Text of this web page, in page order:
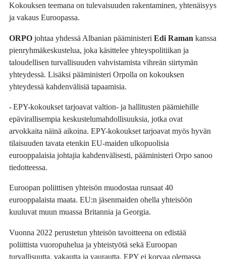
Kokouksen teemana on tulevaisuuden rakentaminen, yhtenäisyys
ja vakaus Euroopassa.
ORPO johtaa yhdessä Albanian pääministeri Edi Raman kanssa
pienryhmäkeskustelua, joka käsittelee yhteyspolitiikan ja
taloudellisen turvallisuuden vahvistamista vihreän siirtymän
yhteydessä. Lisäksi pääministeri Orpolla on kokouksen
yhteydessä kahdenvälisiä tapaamisia.
- EPY-kokoukset tarjoavat valtion- ja hallitusten päämiehille
epävirallisempia keskustelumahdollisuuksia, jotka ovat
arvokkaita näinä aikoina. EPY-kokoukset tarjoavat myös hyvän
tilaisuuden tavata etenkin EU-maiden ulkopuolisia
eurooppalaisia johtajia kahdenvälisesti, pääministeri Orpo sanoo
tiedotteessa.
Euroopan poliittisen yhteisön muodostaa runsaat 40
eurooppalaista maata. EU:n jäsenmaiden ohella yhteisöön
kuuluvat muun muassa Britannia ja Georgia.
Vuonna 2022 perustetun yhteisön tavoitteena on edistää
poliittista vuoropuhelua ja yhteistyötä sekä Euroopan
turvallisuutta, vakautta ja vaurautta. EPY ei korvaa olemassa